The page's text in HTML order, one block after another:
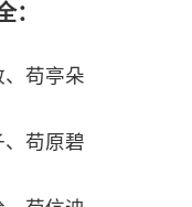
：
苟亭朵
苟原碧